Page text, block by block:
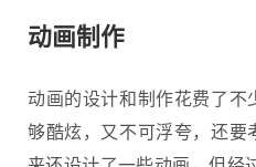
动画制作
动画的设计和制作花费了
够酷炫，又不可浮夸，还